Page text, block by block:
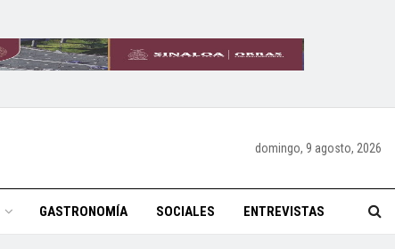
domingo, 9 agosto, 2026
GASTRONOMÍA SOCIALES ENTREVISTAS